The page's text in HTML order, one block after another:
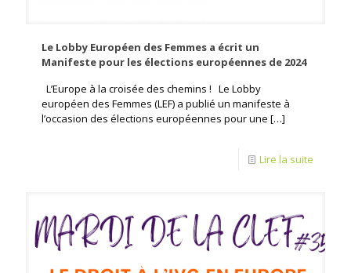
Le Lobby Européen des Femmes a écrit un
Manifeste pour les élections européennes de 2024
L’Europe à la croisée des chemins ! Le Lobby
européen des Femmes (LEF) a publié un manifeste à
l’occasion des élections européennes pour une […]
Lire la suite